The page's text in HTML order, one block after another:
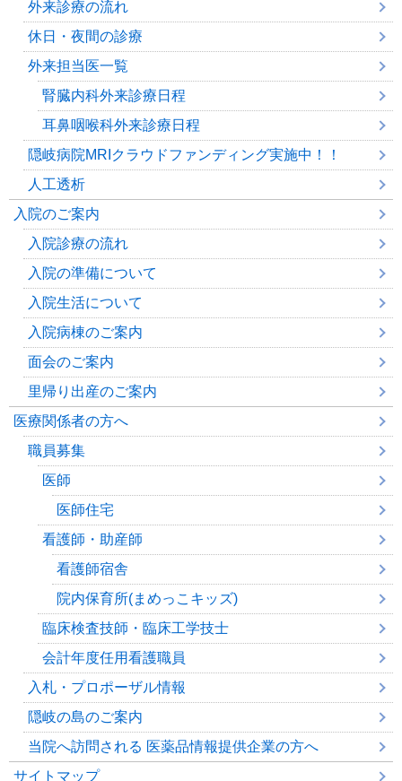
外来診療の流れ
休日・夜間の診療
外来担当医一覧
腎臓内科外来診療日程
耳鼻咽喉科外来診療日程
隠岐病院MRIクラウドファンディング実施中！！
人工透析
入院のご案内
入院診療の流れ
入院の準備について
入院生活について
入院病棟のご案内
面会のご案内
里帰り出産のご案内
医療関係者の方へ
職員募集
医師
医師住宅
看護師・助産師
看護師宿舎
院内保育所(まめっこキッズ)
臨床検査技師・臨床工学技士
会計年度任用看護職員
入札・プロポーザル情報
隠岐の島のご案内
当院へ訪問される 医薬品情報提供企業の方へ
サイトマップ